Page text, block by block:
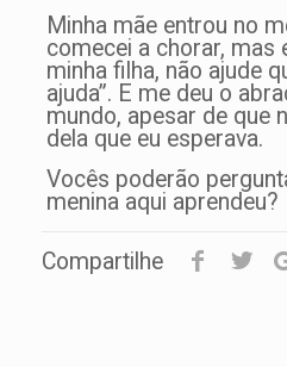
Minha mãe entrou no
comecei a chorar, mas
minha filha, não ajude
ajuda”. E me deu o
mundo, apesar de que
dela que eu esperava.
Vocês poderão
menina aqui
Compartilhe